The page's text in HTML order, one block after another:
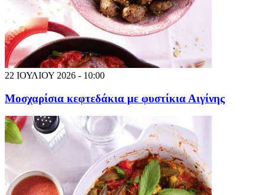
22 ΙΟΥΛΙΟΥ 2026 - 10:00
Μοσχαρίσια κεφτεδάκια με φυστίκια Αιγίνης